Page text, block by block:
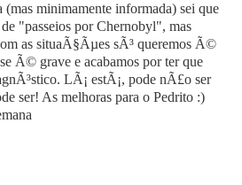
minimamente informada) sei que
"passeios por Chernobyl", mas
as situaÃ§Ãµes sÃ³ queremos Ã©
Ã© grave e acabamos por ter que
LÃ¡ estÃ¡, pode nÃ£o ser
ser! As melhoras para o Pedrito :)